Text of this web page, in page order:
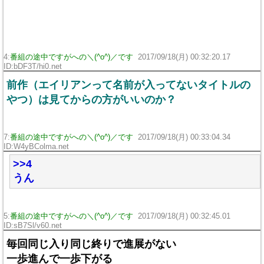
4:番組の途中ですがへの＼(^o^)／です
2017/09/18(月) 00:32:20.17
ID:bDF3T/hi0.net
前作（エイリアンって名前が入ってないタイトルの
やつ）は見てからの方がいいのか？
7:番組の途中ですがへの＼(^o^)／です
2017/09/18(月) 00:33:04.34
ID:W4yBColma.net
>>4
うん
5:番組の途中ですがへの＼(^o^)／です
2017/09/18(月) 00:32:45.01
ID:sB7Sl/v60.net
毎回同じ入り同じ終りで進展がない
一歩進んで一歩下がる